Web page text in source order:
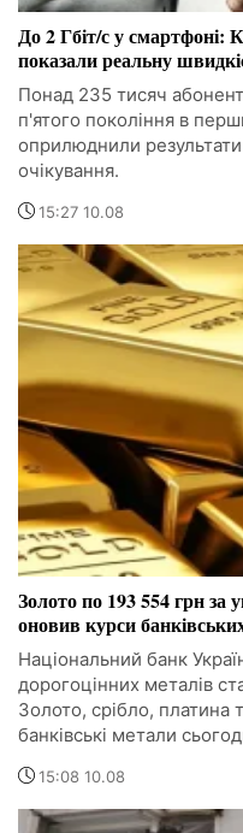
До 2 Гбіт/с у смартфоні:
показали реальну
Понад 235 тисяч
п'ятого покоління в
оприлюднили
очікування.
15:27 10.08
Золото по 193 554 грн
оновив курси
Національний банк
дорогоцінних металів
Золото, срібло, платина
банківські метали
15:08 10.08